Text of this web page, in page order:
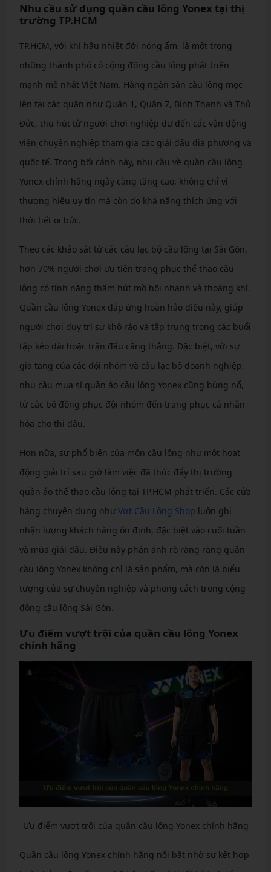
Nhu cầu sử dụng quần cầu lông Yonex tại thị
trường TP.HCM
TP.HCM, với khí hậu nhiệt đới nóng ẩm, là một trong
những thành phố có cộng đồng cầu lông phát triển
mạnh mẽ nhất Việt Nam. Hàng ngàn sân cầu lông mọc
lên tại các quận như Quận 1, Quận 7, Bình Thạnh và Thủ
Đức, thu hút từ người chơi nghiệp dư đến các vận động
viên chuyên nghiệp tham gia các giải đấu địa phương và
quốc tế. Trong bối cảnh này, nhu cầu về quần cầu lông
Yonex chính hãng ngày càng tăng cao, không chỉ vì
thương hiệu uy tín mà còn do khả năng thích ứng với
thời tiết oi bức.
Theo các khảo sát từ các câu lạc bộ cầu lông tại Sài Gòn,
hơn 70% người chơi ưu tiên trang phục thể thao cầu
lông có tính năng thấm hút mồ hôi nhanh và thoáng khí.
Quần cầu lông Yonex đáp ứng hoàn hảo điều này, giúp
người chơi duy trì sự khô ráo và tập trung trong các buổi
tập kéo dài hoặc trận đấu căng thẳng. Đặc biệt, với sự
gia tăng của các đội nhóm và câu lạc bộ doanh nghiệp,
nhu cầu mua sỉ quần áo cầu lông Yonex cũng bùng nổ,
từ các bộ đồng phục đội nhóm đến trang phục cá nhân
hóa cho thi đấu.
Hơn nữa, sự phổ biến của môn cầu lông như một hoạt
động giải trí sau giờ làm việc đã thúc đẩy thị trường
quần áo thể thao cầu lông tại TP.HCM phát triển. Các cửa
hàng chuyên dụng nhưVợt Cầu Lông Shop luôn ghi
nhận lượng khách hàng ổn định, đặc biệt vào cuối tuần
và mùa giải đấu. Điều này phản ánh rõ ràng rằng quần
cầu lông Yonex không chỉ là sản phẩm, mà còn là biểu
tượng của sự chuyên nghiệp và phong cách trong cộng
đồng cầu lông Sài Gòn.
Ưu điểm vượt trội của quần cầu lông Yonex
chính hãng
Ưu điểm vượt trội của quần cầu lông Yonex chính hãng
Quần cầu lông Yonex chính hãng nổi bật nhờ sự kết hợp